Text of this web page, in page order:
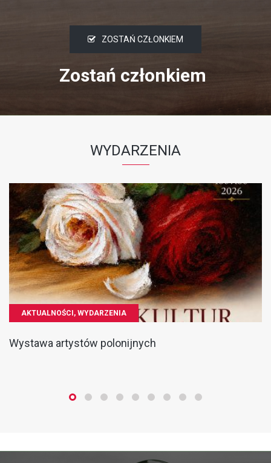
ZOSTAŃ CZŁONKIEM
Zostań członkiem
WYDARZENIA
AKTUALNOŚCI, WYDARZENIA
Wystawa artystów polonijnych